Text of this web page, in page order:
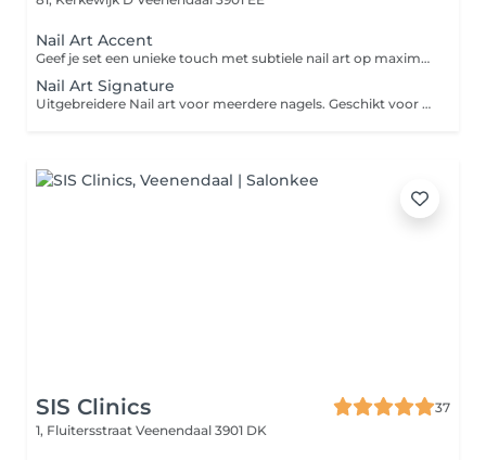
Nail Art Accent
Geef je set een unieke touch met subtiele nail art op maximaal 2 nagels. Denk aan fijne details, Chrome, glitter, stickers of een eenvoudig design. Deze behandeling is een aanvulling op een nagelbehandeling.
Nail Art Signature
Uitgebreidere Nail art voor meerdere nagels. Geschikt voor ongeveer 2 tot 4 nagels met meer detail, combinaties ven effecten of creatieve designs. Deze behandeling wordt bijgeboekt naast een nagelbehandeling.
SIS Clinics
37
1, Fluitersstraat Veenendaal 3901 DK